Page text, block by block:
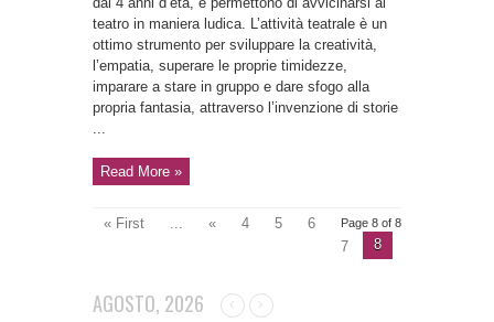
teatro in maniera ludica. L’attività teatrale è un
ottimo strumento per sviluppare la creatività,
l’empatia, superare le proprie timidezze,
imparare a stare in gruppo e dare sfogo alla
propria fantasia, attraverso l’invenzione di storie
Read More »
Page 8 of 8
« First « 4 5
6
7
8
AGOSTO, 2026